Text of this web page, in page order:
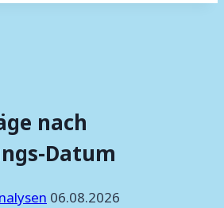
nach
Datum
06.08.2026